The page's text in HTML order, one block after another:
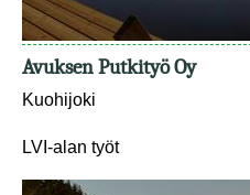
Avuksen Putkityö Oy
Kuohijoki
LVI-alan työt